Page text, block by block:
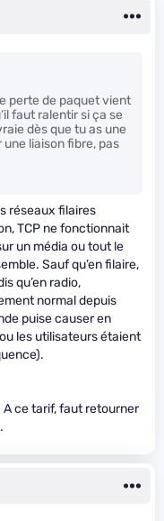
perte de paquet vient
faut ralentir si ça se
dès que tu as une
une liaison fibre, pas
réseaux filaires
TCP ne fonctionnait
un média ou tout le
Sauf qu’en filaire,
qu’en radio,
normal depuis
puise causer en
les utilisateurs étaient
ce tarif, faut retourner